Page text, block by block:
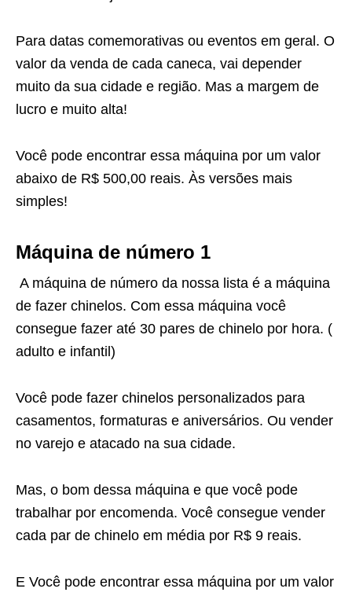
Para datas comemorativas ou eventos em geral. O
valor da venda de cada caneca, vai depender
muito da sua cidade e região. Mas a margem de
lucro e muito alta!
Você pode encontrar essa máquina por um valor
abaixo de R$ 500,00 reais. Às versões mais
simples!
Máquina de número 1
A máquina de número da nossa lista é a máquina
de fazer chinelos. Com essa máquina você
consegue fazer até 30 pares de chinelo por hora. (
adulto e infantil)
Você pode fazer chinelos personalizados para
casamentos, formaturas e aniversários. Ou vender
no varejo e atacado na sua cidade.
Mas, o bom dessa máquina e que você pode
trabalhar por encomenda. Você consegue vender
cada par de chinelo em média por R$ 9 reais.
E Você pode encontrar essa máquina por um valor